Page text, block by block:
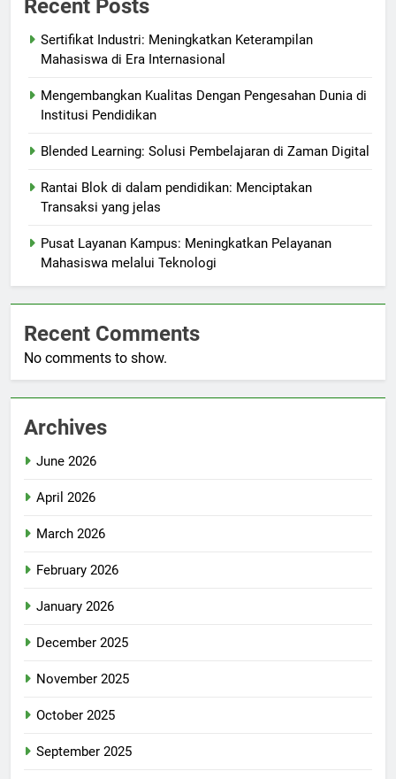
Recent Posts
Sertifikat Industri: Meningkatkan Keterampilan
Mahasiswa di Era Internasional
Mengembangkan Kualitas Dengan Pengesahan Dunia di
Institusi Pendidikan
Blended Learning: Solusi Pembelajaran di Zaman Digital
Rantai Blok di dalam pendidikan: Menciptakan
Transaksi yang jelas
Pusat Layanan Kampus: Meningkatkan Pelayanan
Mahasiswa melalui Teknologi
Recent Comments
No comments to show.
Archives
June 2026
April 2026
March 2026
February 2026
January 2026
December 2025
November 2025
October 2025
September 2025